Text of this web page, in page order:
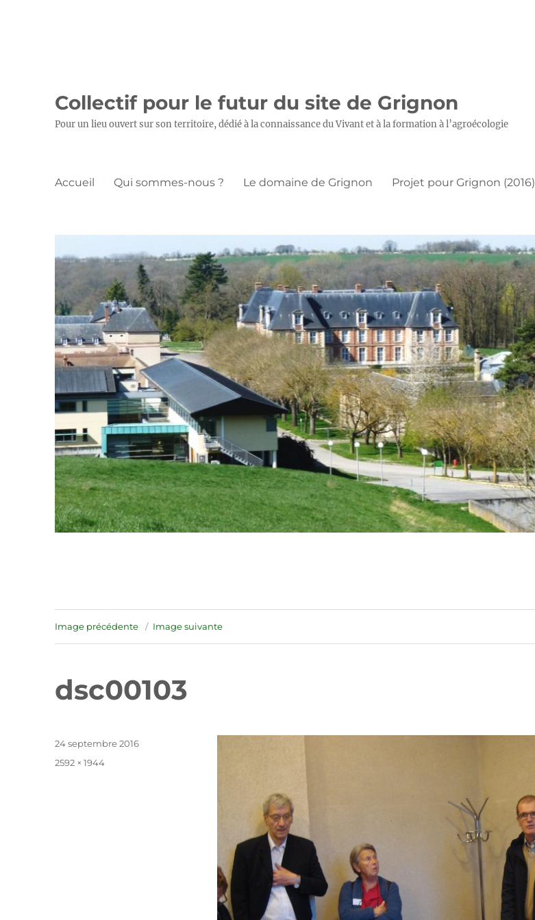
Collectif pour le futur du site de Grignon
Pour un lieu ouvert sur son territoire, dédié à la connaissance du Vivant et à la formation à l’agroécologie
Accueil Qui sommes-nous ? Le domaine de Grignon Projet pour Grignon (2016)
Image précédente Image suivante
dsc00103
Publié
24 septembre 2016
Taille
2592 × 1944